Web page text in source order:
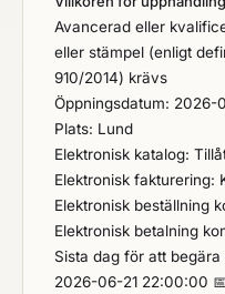
Avancerad eller
eller stämpel (enligt
910/2014) krävs
Öppningsdatum:
Plats: Lund
Elektronisk katalog:
Elektronisk fakturering:
Elektronisk beställning
Elektronisk betalning
Sista dag för att
2026-06-21 22:00:00 📅